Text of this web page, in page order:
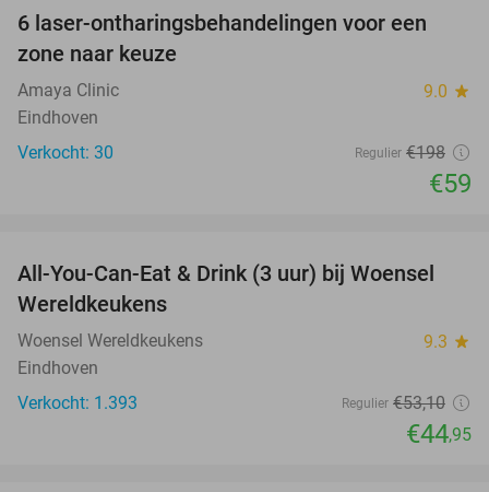
70%
6 laser-ontharingsbehandelingen voor een
zone naar keuze
Amaya Clinic 9.0 star
Eindhoven
Verkocht: 30
Regulier €198
€59
15%
All-You-Can-Eat & Drink (3 uur) bij Woensel
Wereldkeukens
Woensel Wereldkeukens 9.3 star
Eindhoven
Verkocht: 1.393
Regulier €53,10
€44,95